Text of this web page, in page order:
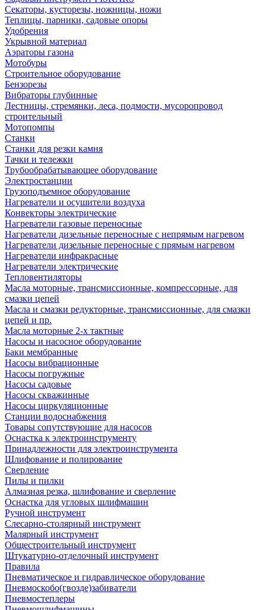
Секаторы, кусторезы, ножницы, ножи
Теплицы, парники, садовые опоры
Удобрения
Укрывной материал
Аэраторы газона
Мотобуры
Строительное оборудование
Бензорезы
Вибраторы глубинные
Лестницы, стремянки, леса, подмости, мусоропровод
строительный
Мотопомпы
Станки
Станки для резки камня
Тачки и тележки
Трубообрабатывающее оборудование
Электростанции
Грузоподъемное оборудование
Нагреватели и осушители воздуха
Конвекторы электрические
Нагреватели газовые переносные
Нагреватели дизельные переносные с непрямым нагревом
Нагреватели дизельные переносные с прямым нагревом
Нагреватели инфракрасные
Нагреватели электрические
Тепловентиляторы
Масла моторные, трансмиссионные, компрессорные, для
смазки цепей
Масла и смазки редукторные, трансмиссионные, для смазки
цепей и пр.
Масла моторные 2-х тактные
Насосы и насосное оборудование
Баки мембранные
Насосы вибрационные
Насосы погружные
Насосы садовые
Насосы скважинные
Насосы циркуляционные
Станции водоснабжения
Товары сопутствующие для насосов
Оснастка к электроинструменту
Принадлежности для электроинструмента
Шлифование и полирование
Сверление
Пилы и пилки
Алмазная резка, шлифование и сверление
Оснастка для угловых шлифмашин
Ручной инструмент
Слесарно-столярный инструмент
Малярный инструмент
Общестроительный инструмент
Штукатурно-отделочный инструмент
Правила
Пневматическое и гидравлическое оборудование
Пневмоскобо(гвозде)забиватели
Пневмостеплеры